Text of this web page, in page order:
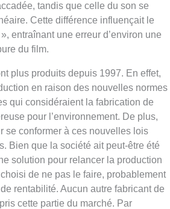
tandis que celle du son se
Cette différence influençait le
entraînant une erreur d’environ une
du film.
plus produits depuis 1997. En effet,
en raison des nouvelles normes
qui considéraient la fabrication de
pour l’environnement. De plus,
se conformer à ces nouvelles lois
Bien que la société ait peut-être été
solution pour relancer la production
de ne pas le faire, probablement
rentabilité. Aucun autre fabricant de
cette partie du marché. Par